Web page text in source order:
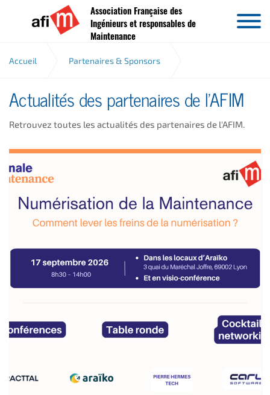
Aller au contenu
Association Française des
Ingénieurs et responsables de
Maintenance
Accueil Partenaires & Sponsors
Actualités partenaires
Actualités des partenaires de l'AFIM
Retrouvez toutes les actualités des partenaires de l'AFIM.